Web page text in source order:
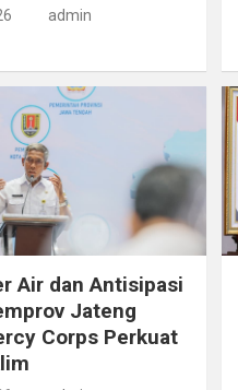
admin
Air dan Antisipasi
Jateng
Corps Perkuat